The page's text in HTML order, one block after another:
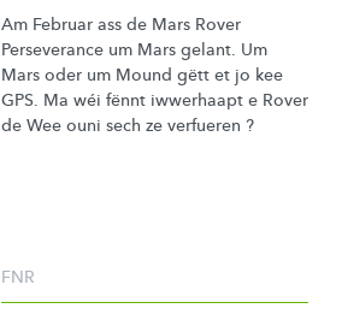
Am Februar ass de Mars Rover
Perseverance um Mars gelant. Um
Mars oder um Mound gëtt et jo kee
GPS. Ma wéi fënnt iwwerhaapt e Rover
de Wee ouni sech ze verfueren ?
FNR